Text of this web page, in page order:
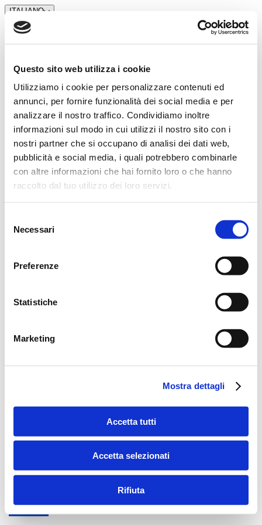
Questo sito web utilizza i cookie
Utilizziamo i cookie per personalizzare contenuti ed
annunci, per fornire funzionalità dei social media e per
analizzare il nostro traffico. Condividiamo inoltre
informazioni sul modo in cui utilizzi il nostro sito con i
nostri partner che si occupano di analisi dei dati web,
pubblicità e social media, i quali potrebbero combinarle
con altre informazioni che hai fornito loro o che hanno
raccolto dal tuo utilizzo dei loro servizi.
delNecessari
Preferenze
Statistiche
Marketing
Mostra dettagli
Accetta tutti
Accetta selezionati
Rifiuta
ITALIANO